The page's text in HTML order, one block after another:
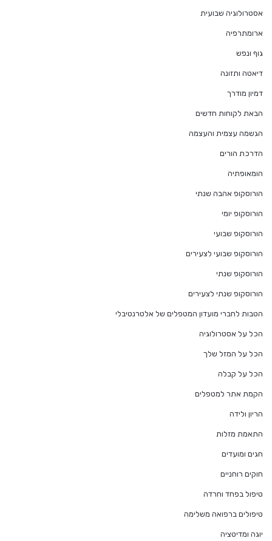
אסטרולוגיה שבועית
ארומתרפיה
גוף ונפש
דיאטה ותזונה
דמיון מודרך
הבאת לקוחות חדשים
הגשמה עצמית והעצמה
הדרכת הורים
הומאופתיה
הורוסקופ אהבה שנתי
הורוסקופ יומי
הורוסקופ שבועי
הורוסקופ שבועי לצעירים
הורוסקופ שנתי
הורוסקופ שנתי לצעירים
הטבות לחברי מועדון המטפלים של אלטרנטיבלי
הכל על אסטרולוגיה
הכל על המזל שלך
הכל על קבלה
הקמת אתר למטפלים
הריון ולידה
התאמת מזלות
חגים ומועדים
חוקים רוחניים
טיפול בפחד וחרדה
טיפולים ברפואה משלימה
יוגה ומדיטציה